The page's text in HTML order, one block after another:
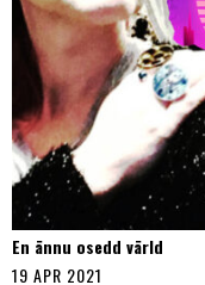
En ännu osedd värld
19 APR 2021